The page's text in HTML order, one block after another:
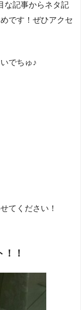
な記事からネタ記
です！ぜひアクセ
でちゅ♪
てください！
！